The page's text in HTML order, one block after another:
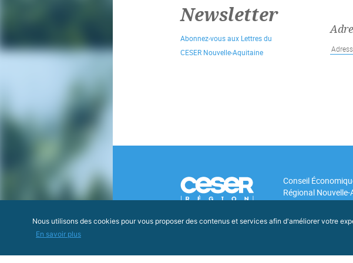
Newsletter
Abonnez-vous aux Lettres du
CESER Nouvelle-Aquitaine
Conseil
Régional
Hôtel de Région -
14 rue François de
cedex
Nous utilisons des cookies pour vous proposer des contenus et services afin d'améliorer votre
En savoir plus